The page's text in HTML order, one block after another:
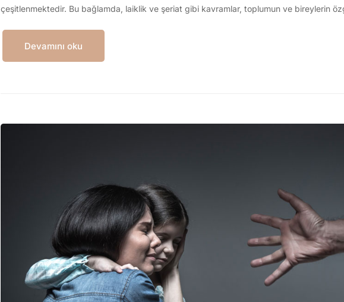
çeşitlenmektedir. Bu bağlamda, laiklik ve şeriat gibi kavramlar, toplumun ve bireylerin
Devamını oku